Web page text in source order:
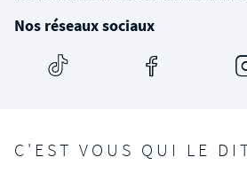
Nos réseaux sociaux
C'EST VOUS QUI LE